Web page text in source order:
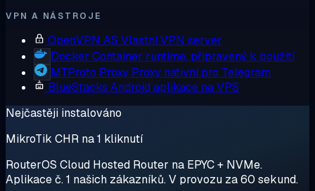
VPN A NÁSTROJE
OpenVPN AS Vlastní VPN server
Docker Container runtime, připravený k použití
MTProto Proxy Proxy nativní pro Telegram
BlueStacks Android aplikace na VPS
Nejčastěji instalováno
MikroTik CHR na 1 kliknutí
RouterOS Cloud Hosted Router na EPYC + NVMe.
Aplikace č. 1 našich zákazníků. V provozu za 60 sekund.